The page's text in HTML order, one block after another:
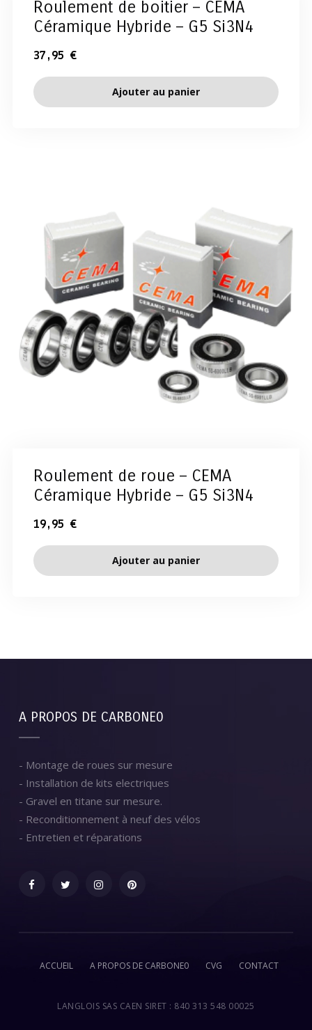
Roulement de boitier – CEMA
Céramique Hybride – G5 Si3N4
37,95 €
Ajouter au panier
Roulement de roue – CEMA
Céramique Hybride – G5 Si3N4
19,95 €
Ajouter au panier
A PROPOS DE CARBONE0
- Montage de roues sur mesure
- Installation de kits electriques
- Gravel en titane sur mesure.
- Reconditionnement à neuf des vélos
- Entretien et réparations
ACCUEIL A PROPOS DE CARBONE0 CVG CONTACT
LANGLOIS SAS CAEN SIRET : 840 313 548 00025